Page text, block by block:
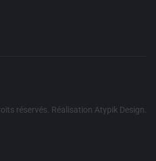
réservés. Réalisation Atypik Design